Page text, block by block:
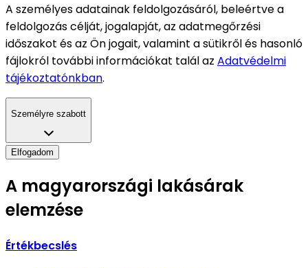
A személyes adatainak feldolgozásáról, beleértve a
feldolgozás célját, jogalapját, az adatmegőrzési
időszakot és az Ön jogait, valamint a sütikről és hasonló
fájlokról további információkat talál az Adatvédelmi
tájékoztatónkban.
Személyre szabott
Elfogadom
A magyarországi lakásárak
elemzése
Értékbecslés